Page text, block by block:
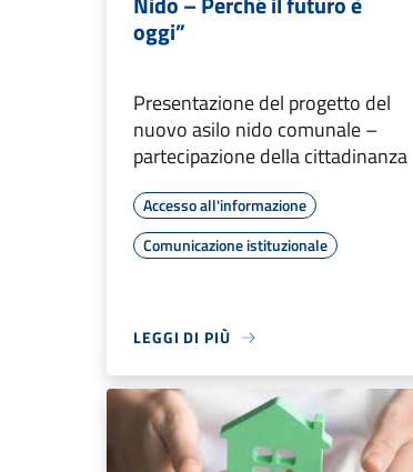
oggi”
Presentazione del progetto del
nuovo asilo nido comunale –
partecipazione della cittadinanza
Accesso all'informazione
Comunicazione istituzionale
LEGGI DI PIÙ